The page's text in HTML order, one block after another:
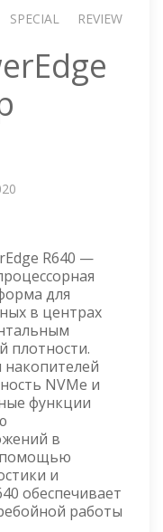
SPECIAL REVIEW
R640 —
для
в центрах
плотности.
накопителей
NVMe и
функции
в
помощью
и
обеспечивает
работы